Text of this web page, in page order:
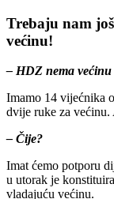
Trebaju nam
većinu!
– HDZ nema
Imamo 14 vijećnika
dvije ruke za
– Čije?
Imat ćemo potporu
u utorak je
vladajuću većinu.